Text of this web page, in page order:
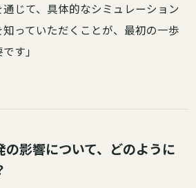
じて、具体的なシミュレーション
っていただくことが、最初の一歩
す」
の影響について、どのように